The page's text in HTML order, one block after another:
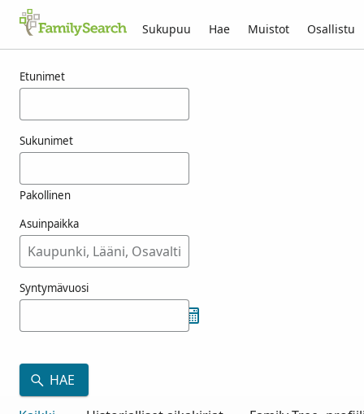
Sukupuu Hae Muistot Osallistu
Etunimet
Sukunimet
Pakollinen
Asuinpaikka
Syntymävuosi
HAE